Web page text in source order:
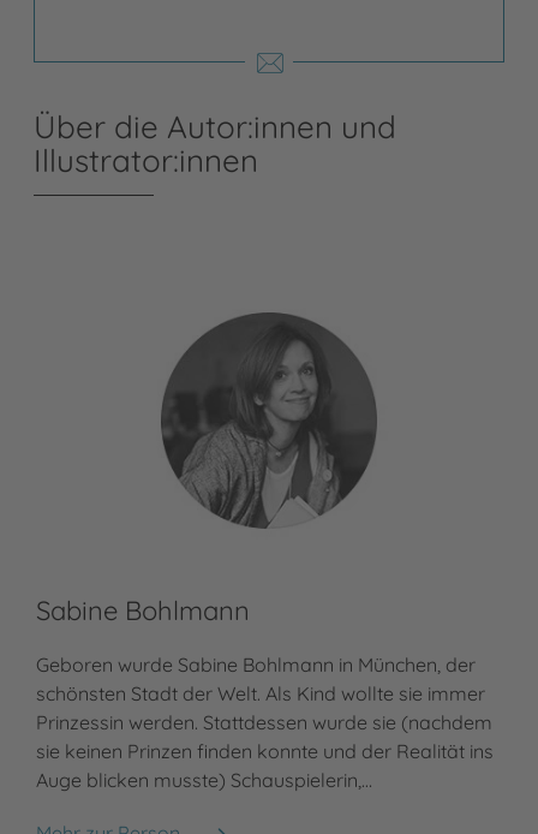
Über die Autor:innen und
Illustrator:innen
Sabine Bohlmann
Geboren wurde Sabine Bohlmann in München, der
schönsten Stadt der Welt. Als Kind wollte sie immer
Prinzessin werden. Stattdessen wurde sie (nachdem
sie keinen Prinzen finden konnte und der Realität ins
Auge blicken musste) Schauspielerin,…